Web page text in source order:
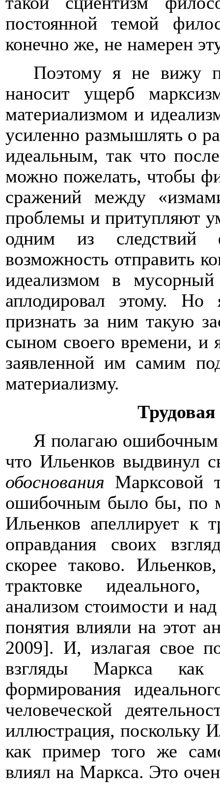
постоянной темой
конечно же, не намерен
Поэтому я не вижу
наносит ущерб
материализмом и
усиленно размышлять о
идеальным, так что
можно пожелать, чтобы
сражений между
проблемы и притупляют
одним из следствий
возможность отправить
идеализмом в
аплодировал этому.
признать за ним такую
сыном своего времени, и
заявленной им самим
материализму.
Я полагаю ошибочным
что Ильенков выдвинул
обоснования Марксовой
ошибочным было бы, по
Ильенков апеллирует к
оправдания своих
скорее таково.
трактовке
анализом стоимости и
понятия влияли на этот
2009]. И, излагая свое
взгляды Маркса как
формирования
человеческой
иллюстрация, поскольку
как пример того же
влиял на Маркса. Это